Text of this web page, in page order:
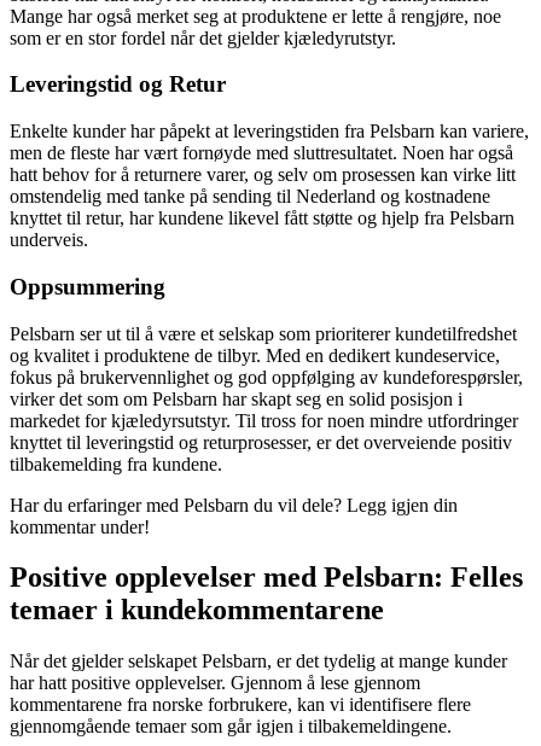
Mange har også merket seg at produktene er lette å rengjøre, noe
som er en stor fordel når det gjelder kjæledyrutstyr.
Leveringstid og Retur
Enkelte kunder har påpekt at leveringstiden fra Pelsbarn kan variere,
men de fleste har vært fornøyde med sluttresultatet. Noen har også
hatt behov for å returnere varer, og selv om prosessen kan virke litt
omstendelig med tanke på sending til Nederland og kostnadene
knyttet til retur, har kundene likevel fått støtte og hjelp fra Pelsbarn
underveis.
Oppsummering
Pelsbarn ser ut til å være et selskap som prioriterer kundetilfredshet
og kvalitet i produktene de tilbyr. Med en dedikert kundeservice,
fokus på brukervennlighet og god oppfølging av kundeforespørsler,
virker det som om Pelsbarn har skapt seg en solid posisjon i
markedet for kjæledyrsutstyr. Til tross for noen mindre utfordringer
knyttet til leveringstid og returprosesser, er det overveiende positiv
tilbakemelding fra kundene.
Har du erfaringer med Pelsbarn du vil dele? Legg igjen din
kommentar under!
Positive opplevelser med Pelsbarn: Felles
temaer i kundekommentarene
Når det gjelder selskapet Pelsbarn, er det tydelig at mange kunder
har hatt positive opplevelser. Gjennom å lese gjennom
kommentarene fra norske forbrukere, kan vi identifisere flere
gjennomgående temaer som går igjen i tilbakemeldingene.